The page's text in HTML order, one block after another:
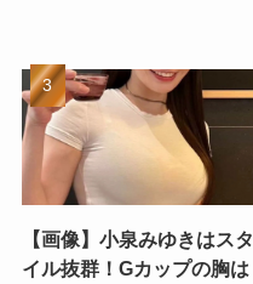
【画像】小泉みゆきはスタ
イル抜群！Gカップの胸は